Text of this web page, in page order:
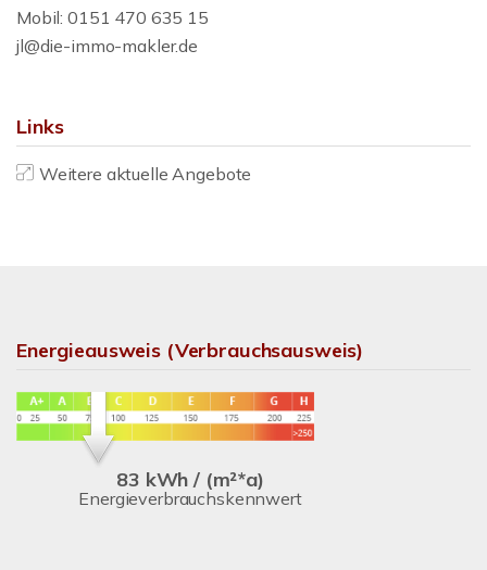
Mobil: 0151 470 635 15
jl@die-immo-makler.de
Links
Weitere aktuelle Angebote
Energieausweis (Verbrauchsausweis)
83 kWh / (m²*a)
Energieverbrauchskennwert